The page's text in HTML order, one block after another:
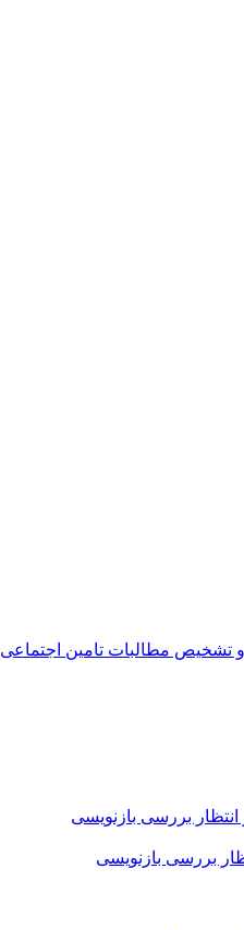
و تشخیص مطالبات تامین اجتماعی
بررسی بازنویسی
بررسی بازنویسی